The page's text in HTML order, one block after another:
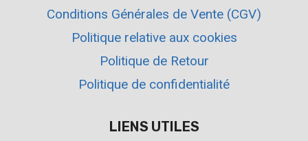
Conditions Générales de Vente (CGV)
Politique relative aux cookies
Politique de Retour
Politique de confidentialité
LIENS UTILES